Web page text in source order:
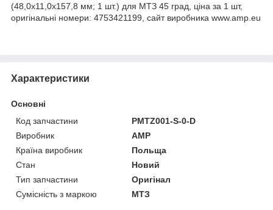
(48,0x11,0x157,8 мм; 1 шт.) для МТЗ 45 град, ціна за 1 шт,
оригінальні номери: 4753421199, сайт виробника www.amp.eu
Характеристики
Основні
Код запчастини
PMTZ001-S-0-D
Виробник
AMP
Країна виробник
Польща
Стан
Новий
Тип запчастини
Оригінал
Сумісність з маркою
МТЗ